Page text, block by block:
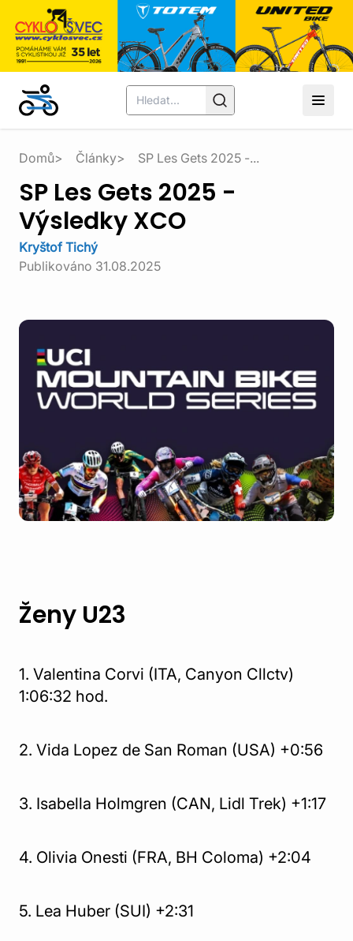
Domů Články SP Les Gets 2025 -...
SP Les Gets 2025 -
Výsledky XCO
Kryštof Tichý
Publikováno 31.08.2025
Ženy U23
1. Valentina Corvi (ITA, Canyon Cllctv)
1:06:32 hod.
2. Vida Lopez de San Roman (USA) +0:56
3. Isabella Holmgren (CAN, Lidl Trek) +1:17
4. Olivia Onesti (FRA, BH Coloma) +2:04
5. Lea Huber (SUI) +2:31